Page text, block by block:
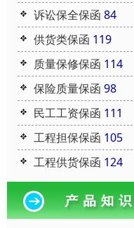
诉讼保全保函 84
供货类保函 119
质量保修保函 114
保险质量保函 98
民工工资保函 111
工程担保保函 105
工程供货保函 124